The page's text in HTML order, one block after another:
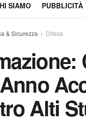
SIAMO PUBBLICITÀ
& Sicurezza Difesa
Alti